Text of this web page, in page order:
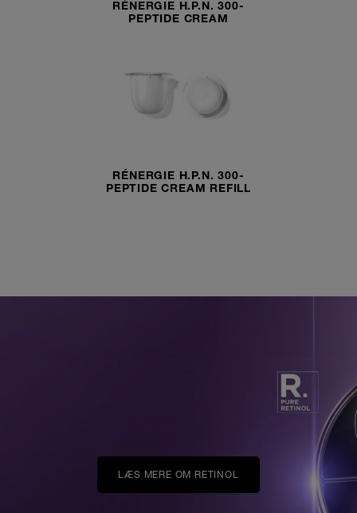
RÉNERGIE H.P.N. 300-
PEPTIDE CREAM
RÉNERGIE H.P.N. 300-
PEPTIDE CREAM REFILL
LÆS MERE OM RETINOL